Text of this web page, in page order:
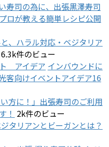
寿司の為に、出張黒澤寿司
ロが教える簡単レシピ公開
、ハラル対応・ベジタリア
6.3k件のビュー
インバウンドに
客向けイベントアイデア16
方に！」出張寿司のご利用
！ 2k件のビュー
タリアンとビーガンとは？